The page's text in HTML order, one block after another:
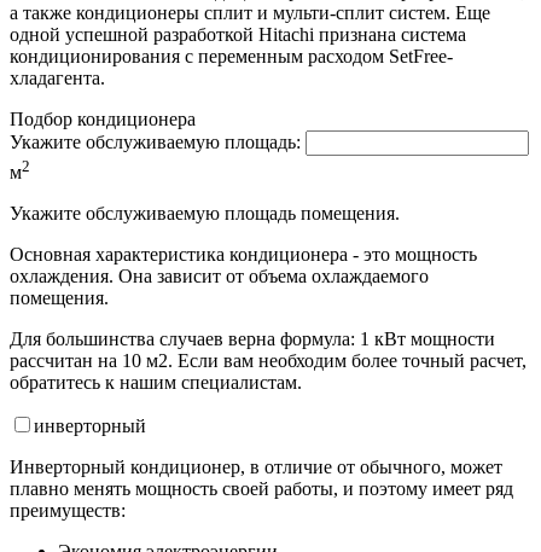
а также кондиционеры сплит и мульти-сплит систем. Еще
одной успешной разработкой Hitachi признана система
кондиционирования с переменным расходом SetFree-
хладагента.
Подбор кондиционера
Укажите обслуживаемую площадь:
м2
Укажите обслуживаемую площадь помещения.
Основная характеристика кондиционера - это мощность
охлаждения. Она зависит от объема охлаждаемого
помещения.
Для большинства случаев верна формула: 1 кВт мощности
рассчитан на 10 м2. Если вам необходим более точный расчет,
обратитесь к нашим специалистам.
инверторный
Инверторный кондиционер, в отличие от обычного, может
плавно менять мощность своей работы, и поэтому имеет ряд
преимуществ: